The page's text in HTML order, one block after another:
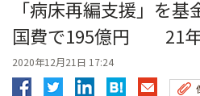
「病床再編支援」を
国費で195億円 21年
2020年12月21日 17:24